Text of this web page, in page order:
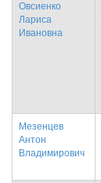
Овсиенко
Лариса
Ивановна
Мезенцев
Антон
Владимирович